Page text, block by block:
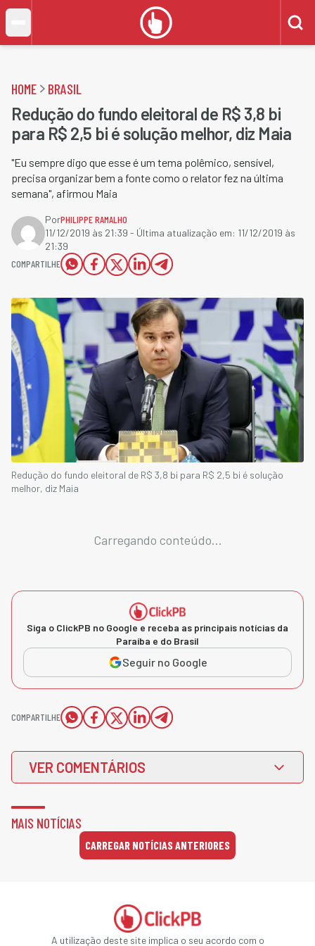
HOME BRASIL
Redução do fundo eleitoral de R$ 3,8 bi
para R$ 2,5 bi é solução melhor, diz Maia
"Eu sempre digo que esse é um tema polêmico, sensível,
precisa organizar bem a fonte como o relator fez na última
semana", afirmou Maia
PorPHILIPPE RAMALHO
11/12/2019 às 21:39 - Última atualização em: 11/12/2019 às
21:39
COMPARTILHE
Redução do fundo eleitoral de R$ 3,8 bi para R$ 2,5 bi é solução
melhor, diz Maia
Carregando conteúdo...
Siga o ClickPB no Google e receba as principais notícias da
Paraíba e do Brasil
Seguir no Google
COMPARTILHE
VER COMENTÁRIOS
MAIS NOTÍCIAS
CARREGAR NOTÍCIAS ANTERIORES
A utilização deste site implica o seu acordo com o